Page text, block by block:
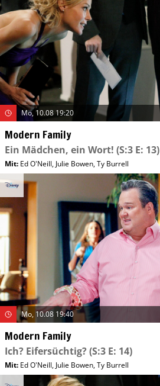
Mo, 10.08 19:20
Modern Family
Ein Mädchen, ein Wort! (S:3 E: 13)
Mit: Ed O'Neill, Julie Bowen,Ty Burrell
Mo, 10.08 19:40
Modern Family
Ich? Eifersüchtig?(S:3 E: 14)
Mit: Ed O'Neill, Julie Bowen,Ty Burrell